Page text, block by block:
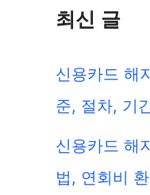
최신 글
신용카드 해
준, 절차, 기
신용카드 해
법, 연회비